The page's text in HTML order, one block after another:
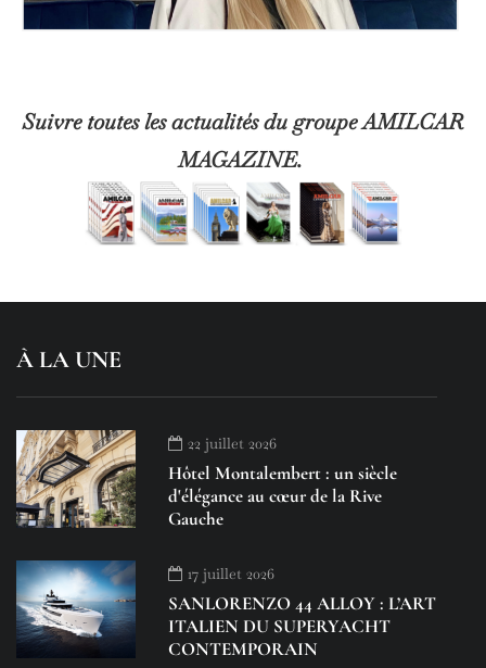
Suivre toutes les actualités du groupe AMILCAR
MAGAZINE.
À LA UNE
22 juillet 2026
Hôtel Montalembert : un siècle
d'élégance au cœur de la Rive
Gauche
17 juillet 2026
SANLORENZO 44 ALLOY : L’ART
ITALIEN DU SUPERYACHT
CONTEMPORAIN